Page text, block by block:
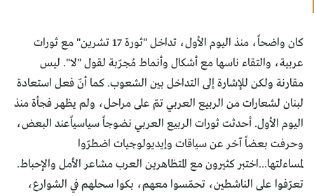
كان واضحاً، منذ اليوم الأول، تداخل "ثورة 17 تشرين" مع ثورات
عربية، والتقاء ناسها مع أشكال وأنماط مُجرّبة لقول "لا". ليس
مقارنة ولكن للإشارة إلى التداخل بين الشعوب. كما أنّ فعل استعادة
لبنان لشعارات من الربيع العربي تمّ على مراحل، ولم يظهر فجأة منذ
اليوم الأول. أحدثت ثورات الربيع العربي نضوجاً سياسياًعند البعض،
وحرفت بعضاً آخر عن سياقات وإيديولوجيات اضطرّوا
لمساءلتها...اختبر كثيرون مع المتظاهرين العرب مشاعر الأمل والإحباط.
تعرّفوا على الناشطين، تحمّسوا معهم، بكوا سحلهم في الشوارع،